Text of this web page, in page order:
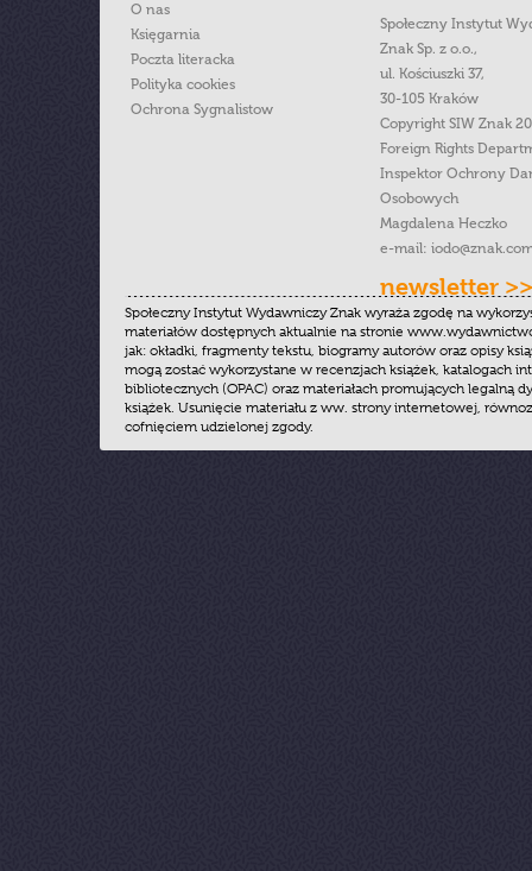
O nas
Księgarnia
Poczta literacka
Polityka cookies
Ochrona Sygnalistow
Społeczny Instytut
Znak Sp. z o.o.,
ul. Kościuszki 37,
30-105 Kraków
Copyright SIW Znak
Foreign Rights
Inspektor Ochrony
Osobowych
Magdalena Heczko
e-mail:
newsletter >>
Społeczny Instytut Wydawniczy Znak wyraża zgodę na
materiałów dostępnych aktualnie na stronie
jak: okładki, fragmenty tekstu, biogramy autorów oraz opisy
mogą zostać wykorzystane w recenzjach książek, katalogach
bibliotecznych (OPAC) oraz materiałach promujących legalną
książek. Usunięcie materiału z ww. strony internetowej,
cofnięciem udzielonej zgody.